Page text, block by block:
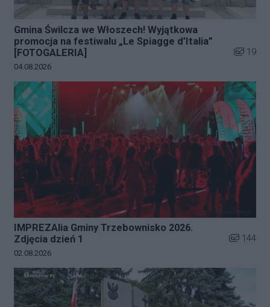
Gmina Świlcza we Włoszech! Wyjątkowa
promocja na festiwalu „Le Spiagge d’Italia”
[FOTOGALERIA]
Liczba
19
Data dodania galerii:
04.08.2026
IMPREZAlia Gminy Trzebownisko 2026.
Zdjęcia dzień 1
Liczba
144
Data dodania galerii:
02.08.2026